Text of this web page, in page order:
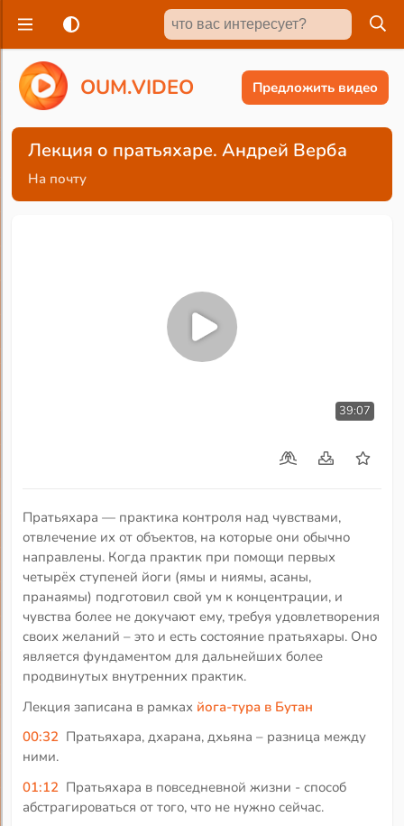
OUM.VIDEO Предложить видео
Лекция о пратьяхаре. Андрей Верба
На почту
39:07
Пратьяхара — практика контроля над чувствами,
отвлечение их от объектов, на которые они обычно
направлены. Когда практик при помощи первых
четырёх ступеней йоги (ямы и ниямы, асаны,
пранаямы) подготовил свой ум к концентрации, и
чувства более не докучают ему, требуя удовлетворения
своих желаний – это и есть состояние пратьяхары. Оно
является фундаментом для дальнейших более
продвинутых внутренних практик.
Лекция записана в рамках йога-тура в Бутан
00:32 Пратьяхара, дхарана, дхьяна – разница между
ними.
01:12 Пратьяхара в повседневной жизни - способ
абстрагироваться от того, что не нужно сейчас.